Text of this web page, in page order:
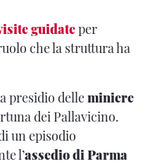
guidateper
che la struttura ha
a presidio delleminiere
dei Pallavicino.
un episodio
l’assedio di Parma